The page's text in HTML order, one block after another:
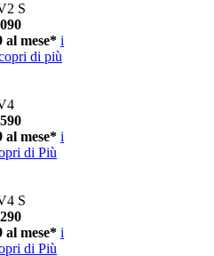
S
al mese* i
di più
al mese* i
di Più
S
al mese* i
di Più